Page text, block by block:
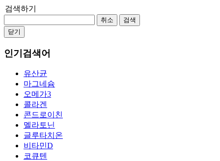
검색하기
취소
검색
닫기
인기검색어
유산균
마그네슘
오메가3
콜라겐
콘드로이친
멜라토닌
글루타치온
비타민D
코큐텐